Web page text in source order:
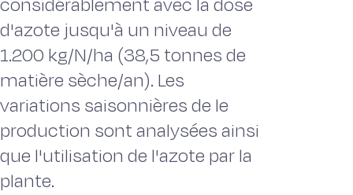
d'azote jusqu'à un niveau de
1.200 kg/N/ha (38,5 tonnes de
matière sèche/an). Les
variations saisonnières de le
production sont analysées ainsi
que l'utilisation de l'azote par la
plante.